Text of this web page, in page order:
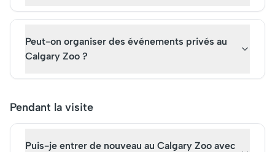
Peut-on organiser des événements privés au
Calgary Zoo ?
Pendant la visite
Puis-je entrer de nouveau au Calgary Zoo avec